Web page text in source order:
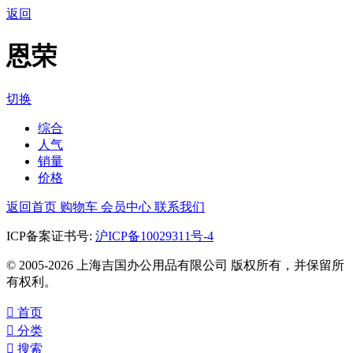
返回
恩荣
切换
综合
人气
销量
价格
返回首页 购物车 会员中心 联系我们
ICP备案证书号: 沪ICP备10029311号-4
© 2005-2026 上海吉国办公用品有限公司 版权所有，并保留所
有权利。
 首页
 分类
 搜索